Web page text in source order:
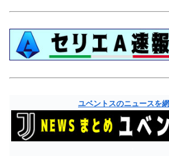
ユベントスのニュースを網